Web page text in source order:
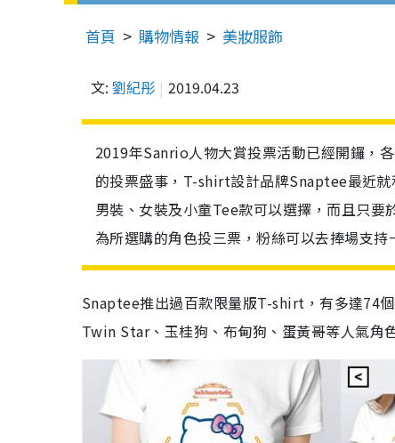
首頁 購物情報 美妝服飾
文: 劉紀彤 2019.04.23
2019年Sanrio人物大賞投票活動已經開鑼，
的投票盛事，T-shirt設計品牌Snaptee最近
男裝、女裝及小童Tee款可以選擇，而且只
為所選購的角色投三票，粉絲可以去捧場支持
Snaptee推出過百款限量版T-shirt，有多達
Twin Star、玉桂狗、布甸狗、蛋黃哥等人氣角